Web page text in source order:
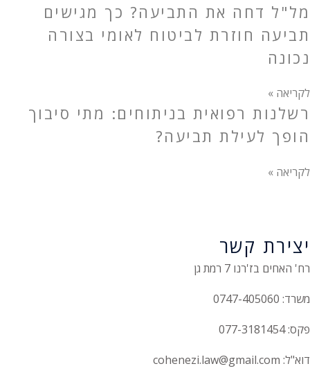
מל"ל דחה את התביעה? כך מגישים
תביעה חוזרת לביטוח לאומי בצורה
נכונה
לקריאה »
רשלנות רפואית בניתוחים: מתי סיבוך
הופך לעילת תביעה?
לקריאה »
יצירת קשר
רח' האחים בז'רנו 7 רמת גן
משרד: 0747-405060
פקס: 077-3181454
דוא"ל: cohenezi.law@gmail.com